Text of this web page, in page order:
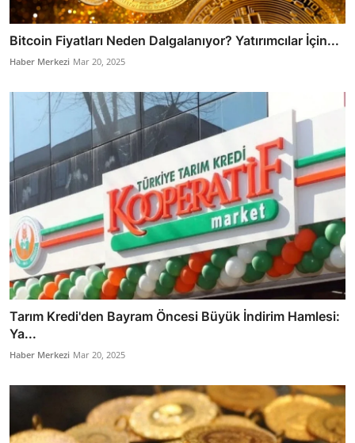
Bitcoin Fiyatları Neden Dalgalanıyor? Yatırımcılar İçin...
Haber Merkezi Mar 20, 2025
Tarım Kredi'den Bayram Öncesi Büyük İndirim Hamlesi:
Ya...
Haber Merkezi Mar 20, 2025